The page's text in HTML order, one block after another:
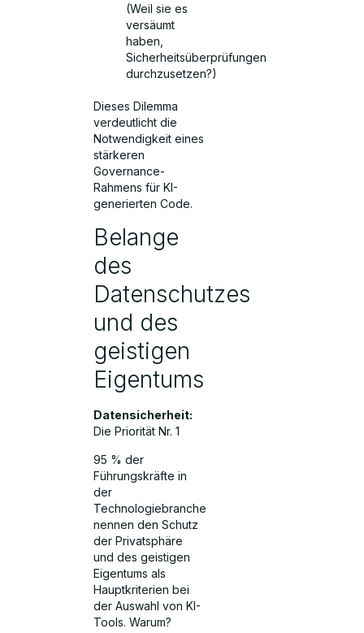
(Weil sie es
versäumt
haben,
Sicherheitsüberprüfungen
durchzusetzen?)
Dieses Dilemma
verdeutlicht die
Notwendigkeit eines
stärkeren
Governance-
Rahmens für KI-
generierten Code.
Belange
des
Datenschutzes
und des
geistigen
Eigentums
Datensicherheit:
Die Priorität Nr. 1
95 % der
Führungskräfte in
der
Technologiebranche
nennen den Schutz
der Privatsphäre
und des geistigen
Eigentums als
Hauptkriterien bei
der Auswahl von KI-
Tools. Warum?